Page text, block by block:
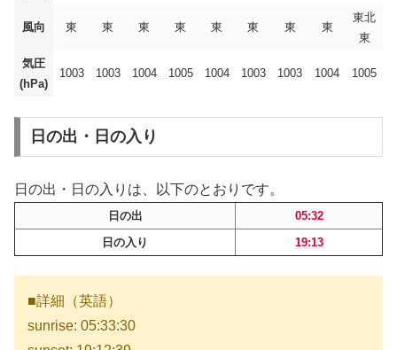
風向 東 東 東 東 東 東 東 東
東北
東
気圧
(hPa)
1003 1003 1004 1005 1004 1003 1003 1004 1005
日の出・日の入り
日の出・日の入りは、以下のとおりです。
日の出
05:32
日の入り
19:13
■詳細（英語）
sunrise: 05:33:30